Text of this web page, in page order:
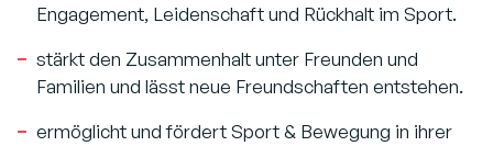
Engagement, Leidenschaft und Rückhalt im Sport.
stärkt den Zusammenhalt unter Freunden und
Familien und lässt neue Freundschaften entstehen.
ermöglicht und fördert Sport & Bewegung in ihrer